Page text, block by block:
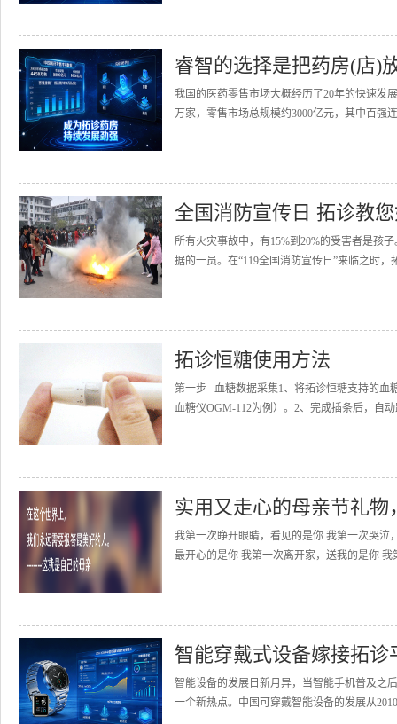
睿智的选择是把药房(店)
我国的医药零售市场大概经历了20年的快速发
万家，零售市场总规模约3000亿元，其中百强
全国消防宣传日 拓诊教
所有火灾事故中，有15%到20%的受害者是孩
据的一员。在“119全国消防宣传日”来临之时
拓诊恒糖使用方法
第一步 血糖数据采集1、将拓诊恒糖支持的血
血糖仪OGM-112为例）。2、完成插条后，自
实用又走心的母亲节礼
我第一次睁开眼睛，看见的是你 我第一次哭泣
最开心的是你 我第一次离开家，送我的是你
智能穿戴式设备嫁接拓
智能设备的发展日新月异，当智能手机普及之
一个新热点。中国可穿戴智能设备的发展从